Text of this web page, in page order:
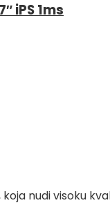
iPS 1ms
nudi visoku